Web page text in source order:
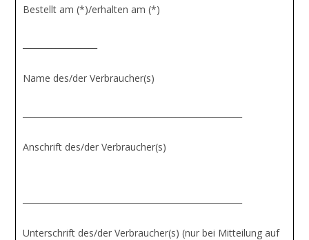
Bestellt am (*)/erhalten am (*)
Name des/der Verbraucher(s)
Anschrift des/der Verbraucher(s)
Unterschrift des/der Verbraucher(s) (nur bei Mitteilung auf